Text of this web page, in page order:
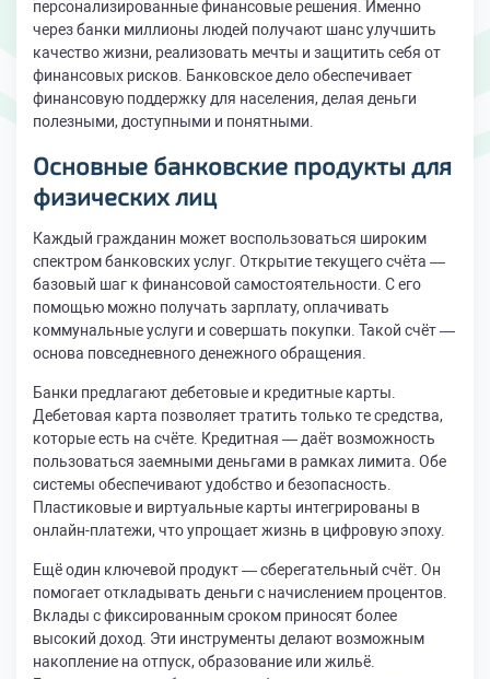
персонализированные финансовые решения. Именно
через банки миллионы людей получают шанс улучшить
качество жизни, реализовать мечты и защитить себя от
финансовых рисков. Банковское дело обеспечивает
финансовую поддержку для населения, делая деньги
полезными, доступными и понятными.
Основные банковские продукты для
физических лиц
Каждый гражданин может воспользоваться широким
спектром банковских услуг. Открытие текущего счёта —
базовый шаг к финансовой самостоятельности. С его
помощью можно получать зарплату, оплачивать
коммунальные услуги и совершать покупки. Такой счёт —
основа повседневного денежного обращения.
Банки предлагают дебетовые и кредитные карты.
Дебетовая карта позволяет тратить только те средства,
которые есть на счёте. Кредитная — даёт возможность
пользоваться заемными деньгами в рамках лимита. Обе
системы обеспечивают удобство и безопасность.
Пластиковые и виртуальные карты интегрированы в
онлайн-платежи, что упрощает жизнь в цифровую эпоху.
Ещё один ключевой продукт — сберегательный счёт. Он
помогает откладывать деньги с начислением процентов.
Вклады с фиксированным сроком приносят более
высокий доход. Эти инструменты делают возможным
накопление на отпуск, образование или жильё.